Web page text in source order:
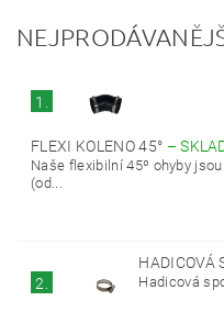
1.
FLEXI KOLENO 45° –
Naše flexibilní 45º ohyby
(od...
2.
HADICOVÁ
Hadicová